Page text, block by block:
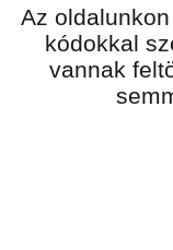
Az
kódokkal
vannak